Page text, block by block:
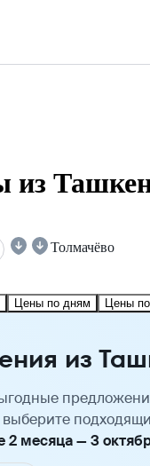
Толмачёво
Цены по дням Цены
из
месяца — 3